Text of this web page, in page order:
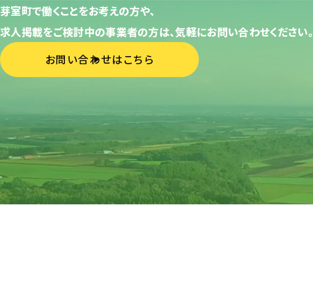
芽室町で働くことをお考えの方や、
求人掲載をご検討中の事業者の方は、気軽にお問い合わせください。
お問い合わせはこちら